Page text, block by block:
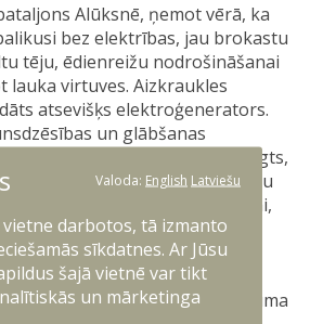
Alūksnē, ņemot vērā, ka
bez elektrības, jau brokastu
tēju, ēdienreižu nodrošināšanai
lauka virtuves. Aizkraukles
atsevišķs elektroģenerators.
un glābšanas
un Latvenergo jau tiek sniegts,
kokus un ar cilvēku resursu
attīrīšanai un labošanai,
piegādei
atjaunošanai.
Jēkabpils, Aizkraukles un Tukuma
Valoda: English Latviešu
darbotos, tā izmanto
sīkdatnes. Ar Jūsu
šajā vietnē var tikt
un mārketinga